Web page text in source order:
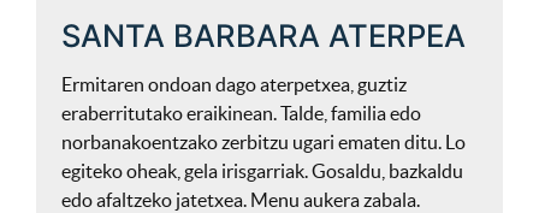
SANTA BARBARA ATERPEA
Ermitaren ondoan dago aterpetxea, guztiz
eraberritutako eraikinean. Talde, familia edo
norbanakoentzako zerbitzu ugari ematen ditu. Lo
egiteko oheak, gela irisgarriak. Gosaldu, bazkaldu
edo afaltzeko jatetxea. Menu aukera zabala.